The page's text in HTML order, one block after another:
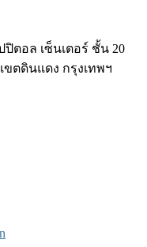
ปิตอล เซ็นเตอร์ ชั้น 20
ขตดินแดง กรุงเทพฯ